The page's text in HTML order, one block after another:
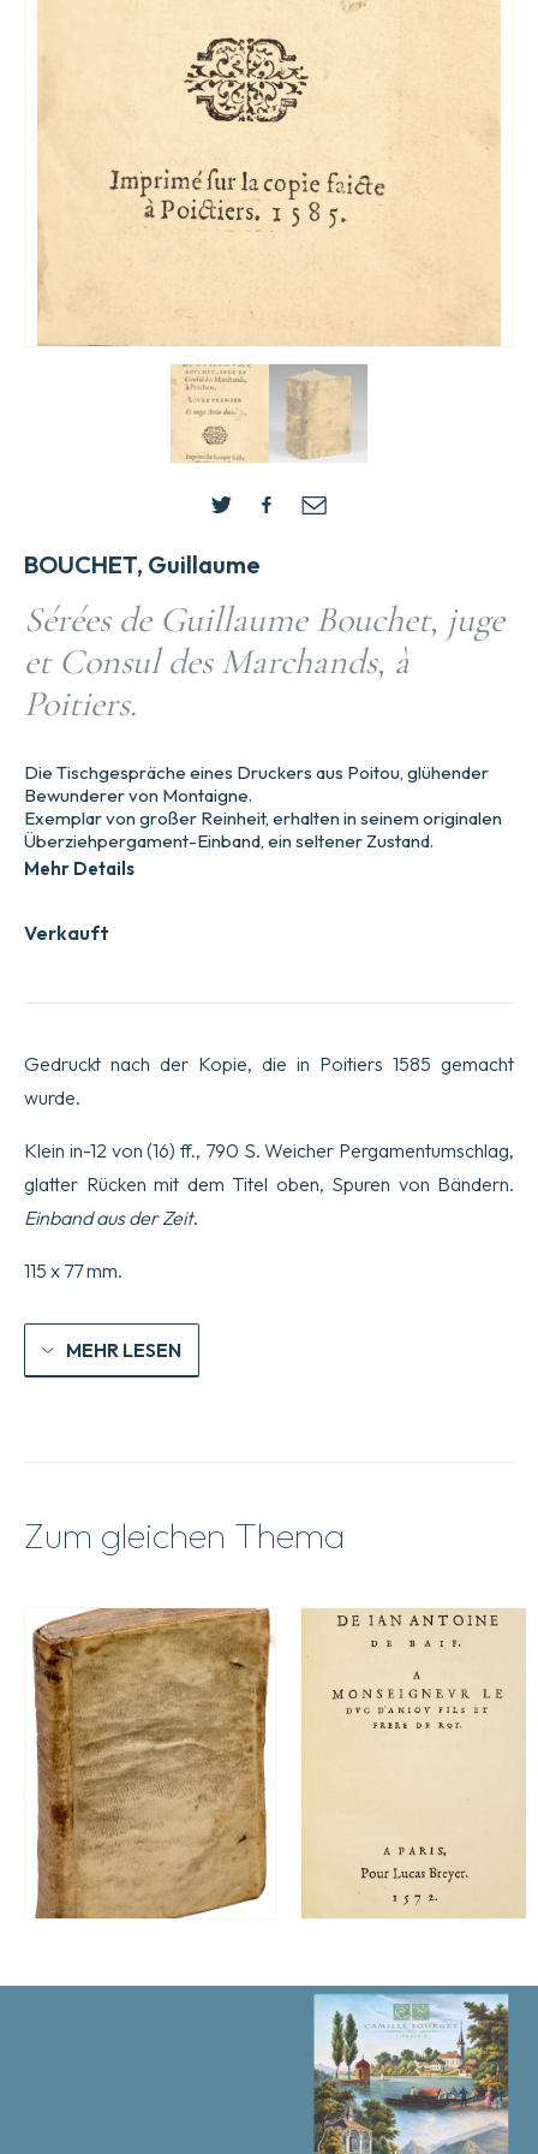
BOUCHET, Guillaume
Sérées de Guillaume Bouchet, juge
et Consul des Marchands, à
Poitiers.
Verkauft
Die Tischgespräche eines Druckers aus Poitou, glühender
Bewunderer von Montaigne.
Exemplar von großer Reinheit, erhalten in seinem originalen
Überziehpergament-Einband, ein seltener Zustand.
Mehr Details
Gedruckt nach der Kopie, die in Poitiers 1585 gemacht
wurde.
Klein in-12 von (16) ff., 790 S. Weicher Pergamentumschlag,
glatter Rücken mit dem Titel oben, Spuren von Bändern.
Einband aus der Zeit.
115 x 77 mm.
MEHR LESEN
Zum gleichen Thema